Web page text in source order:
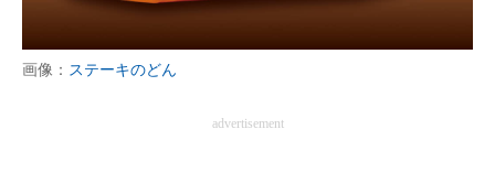
企業ITのトレンドを詳説
画像： ステーキのどん
advertisement